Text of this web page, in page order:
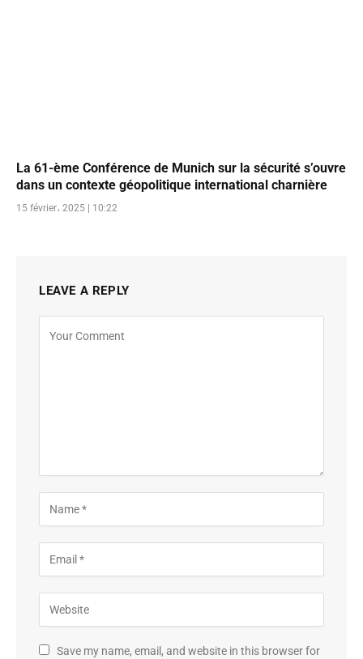
La 61-ème Conférence de Munich sur la sécurité s’ouvre
dans un contexte géopolitique international charnière
15 février، 2025 | 10:22
LEAVE A REPLY
Save my name, email, and website in this browser for